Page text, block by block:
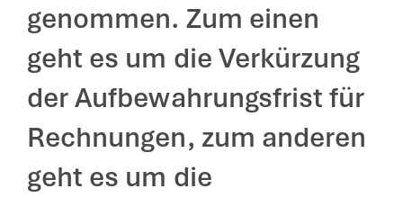
genommen. Zum einen
geht es um die Verkürzung
der Aufbewahrungsfrist für
Rechnungen, zum anderen
geht es um die